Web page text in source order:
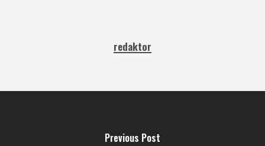
redaktor
Previous Post